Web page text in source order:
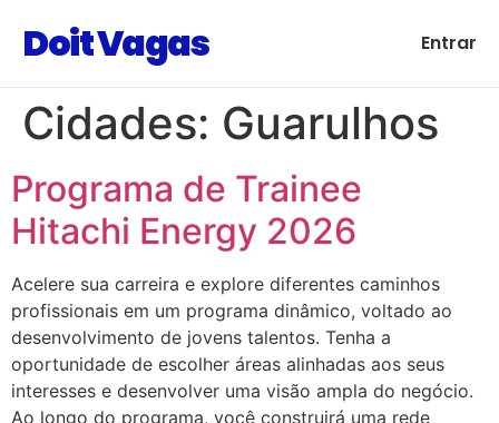
Doit Vagas Entrar
Cidades: Guarulhos
Programa de Trainee
Hitachi Energy 2026
Acelere sua carreira e explore diferentes caminhos
profissionais em um programa dinâmico, voltado ao
desenvolvimento de jovens talentos. Tenha a
oportunidade de escolher áreas alinhadas aos seus
interesses e desenvolver uma visão ampla do negócio.
Ao longo do programa, você construirá uma rede